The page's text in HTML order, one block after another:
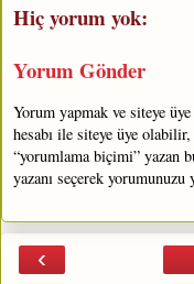
Hiç yorum yok:
Yorum Gönder
Yorum yapmak ve siteye
hesabı ile siteye üye
“yorumlama biçimi” yazan
yazanı seçerek
‹